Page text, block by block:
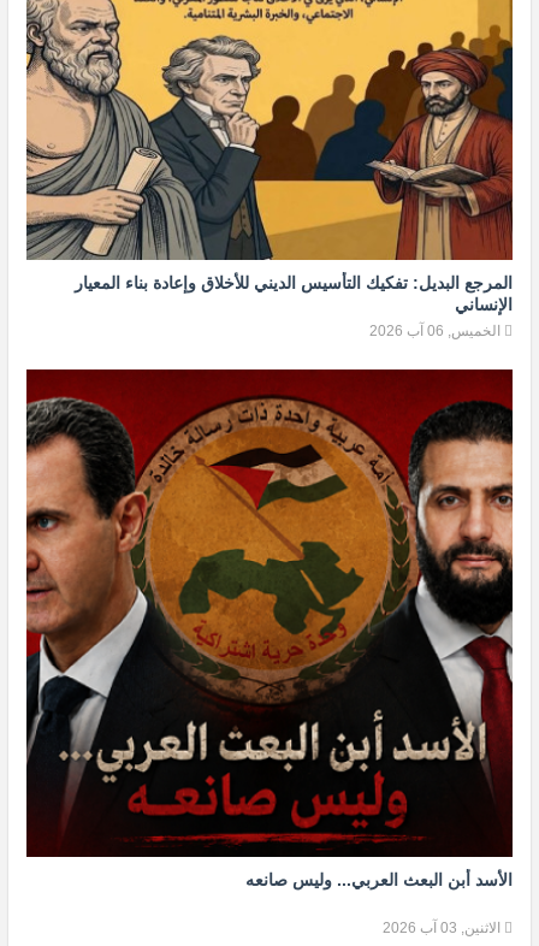
المرجع البديل: تفكيك التأسيس الديني للأخلاق وإعادة بناء المعيار
الإنساني
الخميس, 06 آب 2026
الأسد أبن البعث العربي... وليس صانعه
الاثنين, 03 آب 2026